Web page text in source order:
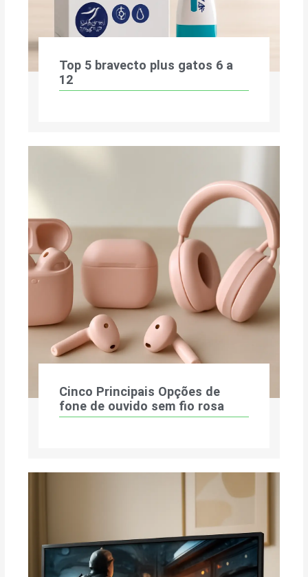
Top 5 bravecto plus gatos 6 a
12
Cinco Principais Opções de
fone de ouvido sem fio rosa